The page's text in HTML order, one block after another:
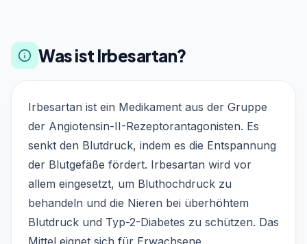
Was ist Irbesartan?
Irbesartan ist ein Medikament aus der Gruppe
der Angiotensin-II-Rezeptorantagonisten. Es
senkt den Blutdruck, indem es die Entspannung
der Blutgefäße fördert. Irbesartan wird vor
allem eingesetzt, um Bluthochdruck zu
behandeln und die Nieren bei überhöhtem
Blutdruck und Typ-2-Diabetes zu schützen. Das
Mittel eignet sich für Erwachsene.